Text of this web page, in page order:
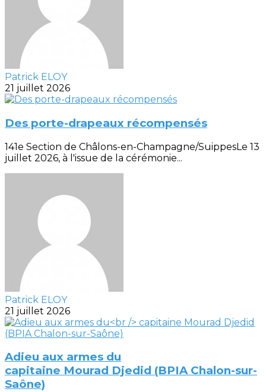
Patrick ELOY
21 juillet 2026
Des porte-drapeaux récompensés
141e Section de Châlons-en-Champagne/SuippesLe 13
juillet 2026, à l'issue de la cérémonie...
Patrick ELOY
21 juillet 2026
Adieu aux armes du
capitaine Mourad Djedid (BPIA Chalon-sur-
Saône)